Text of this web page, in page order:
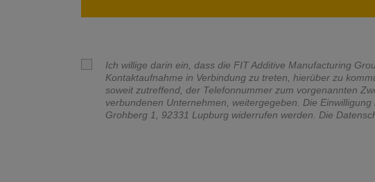
Ich willige darin ein, dass die FIT Additive Manufacturing
Kontaktaufnahme in Verbindung zu treten, hierüber zu
soweit zutreffend, der Telefonnummer zum vorgenannten
verbundenen Unternehmen, weitergegeben. Die
Grohberg 1, 92331 Lupburg widerrufen werden. Die